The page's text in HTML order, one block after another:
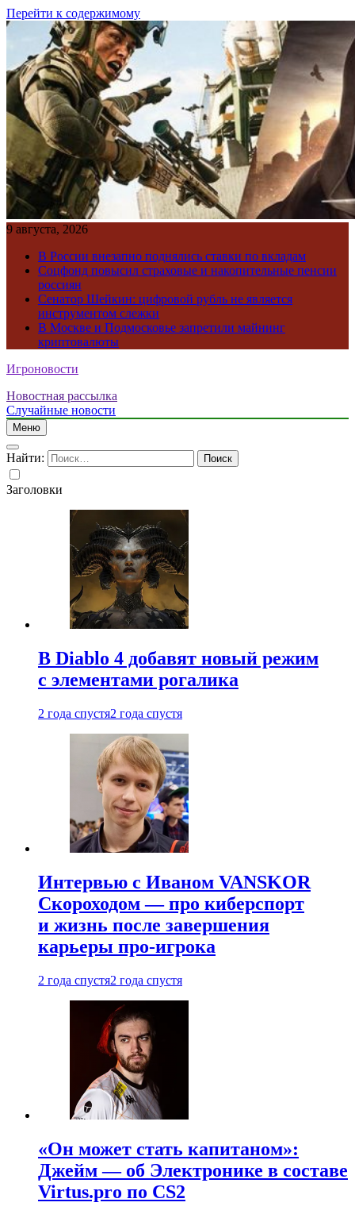
Перейти к содержимому
9 августа, 2026
В России внезапно поднялись ставки по вкладам
Соцфонд повысил страховые и накопительные пенсии
россиян
Сенатор Шейкин: цифровой рубль не является
инструментом слежки
В Москве и Подмосковье запретили майнинг
криптовалюты
Игроновости
Новостная рассылка
Случайные новости
Меню
Найти:
Заголовки
В Diablo 4 добавят новый режим
с элементами рогалика
2 года спустя2 года спустя
Интервью с Иваном VANSKOR
Скороходом — про киберспорт
и жизнь после завершения
карьеры про-игрока
2 года спустя2 года спустя
«Он может стать капитаном»:
Джейм — об Электронике в составе
Virtus.pro по CS2